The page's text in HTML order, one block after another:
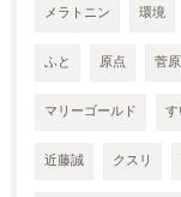
メラトニン 環境
ふと 原点 菅
マリーゴールド
近藤誠 クスリ